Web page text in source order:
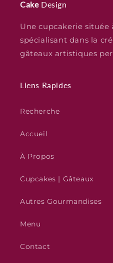
Cake Design
Une cupcakerie située
spécialisant dans la
gâteaux artistiques
Liens Rapides
Recherche
Accueil
À Propos
Cupcakes | Gâteaux
Autres Gourmandises
Menu
Contact